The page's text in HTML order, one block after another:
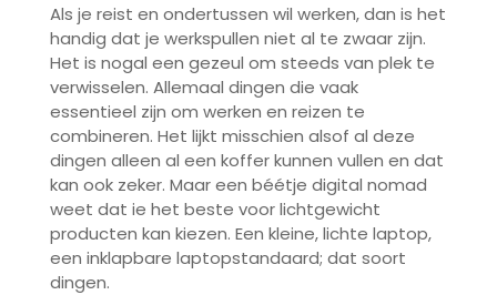
Als je reist en ondertussen wil werken, dan is het
handig dat je werkspullen niet al te zwaar zijn.
Het is nogal een gezeul om steeds van plek te
verwisselen. Allemaal dingen die vaak
essentieel zijn om werken en reizen te
combineren. Het lijkt misschien alsof al deze
dingen alleen al een koffer kunnen vullen en dat
kan ook zeker. Maar een béétje digital nomad
weet dat ie het beste voor lichtgewicht
producten kan kiezen. Een kleine, lichte laptop,
een inklapbare laptopstandaard; dat soort
dingen.